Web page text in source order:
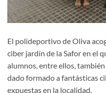
El polideportivo de Oliva
ciber jardín de la Safor en el
alumnos, entre ellos,
dado formado a fantásticas
expuestas en la localidad.